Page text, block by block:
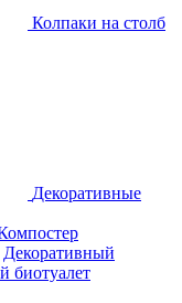
Колпаки на столб
Декоративные
Декоративный
биотуалет